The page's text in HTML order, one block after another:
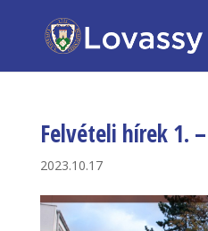
Felvételi hírek 1.
2023.10.17